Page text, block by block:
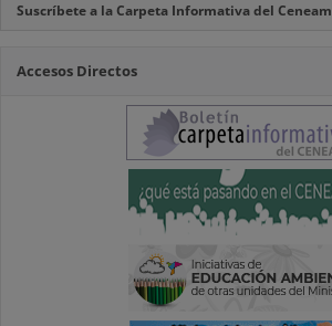
Suscríbete a la Carpeta Informativa del Ceneam
Accesos Directos